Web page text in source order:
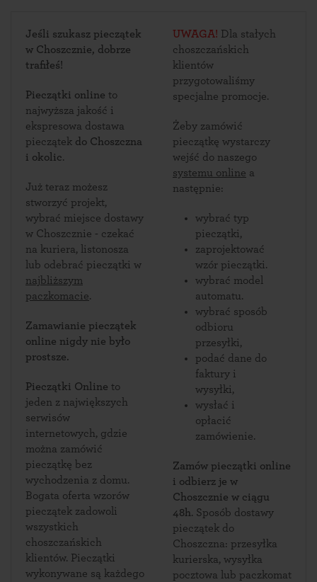
Jeśli szukasz pieczątek
w Choszcznie, dobrze
trafiłeś!
Pieczątki online to
najwyższa jakość i
ekspresowa dostawa
pieczątek do Choszczna
i okolic.
Już teraz możesz
stworzyć projekt,
wybrać miejsce dostawy
w Choszcznie - czekać
na kuriera, listonosza
lub odebrać pieczątki w
najbliższym
paczkomacie.
Zamawianie pieczątek
online nigdy nie było
prostsze.
Pieczątki Online to
jeden z największych
serwisów
internetowych, gdzie
można zamówić
pieczątkę bez
wychodzenia z domu.
Bogata oferta wzorów
pieczątek zadowoli
wszystkich
choszczańskich
klientów. Pieczątki
wykonywane są każdego
UWAGA! Dla stałych
choszczańskich
klientów
przygotowaliśmy
specjalne promocje.
Żeby zamówić
pieczątkę wystarczy
wejść do naszego
systemu online a
następnie:
wybrać typ
pieczątki,
zaprojektować
wzór pieczątki.
wybrać model
automatu.
wybrać sposób
odbioru
przesyłki,
podać dane do
faktury i
wysyłki,
wysłać i
opłacić
zamówienie.
Zamów pieczątki online
i odbierz je w
Choszcznie w ciągu
48h. Sposób dostawy
pieczątek do
Choszczna: przesyłka
kurierska, wysyłka
pocztowa lub paczkomat